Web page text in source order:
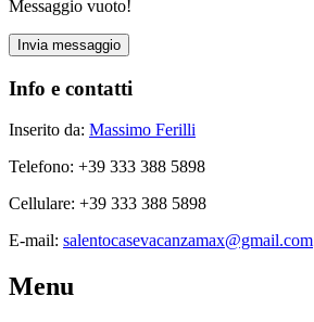
Messaggio vuoto!
Info e contatti
Inserito da: Massimo Ferilli
Telefono: +39 333 388 5898
Cellulare: +39 333 388 5898
E-mail: salentocasevacanzamax@gmail.com
Menu